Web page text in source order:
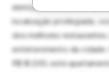
eletrodomésticos de última
localização privilegiada,
dos melhores
entretenimento da
R$ 18.200, este